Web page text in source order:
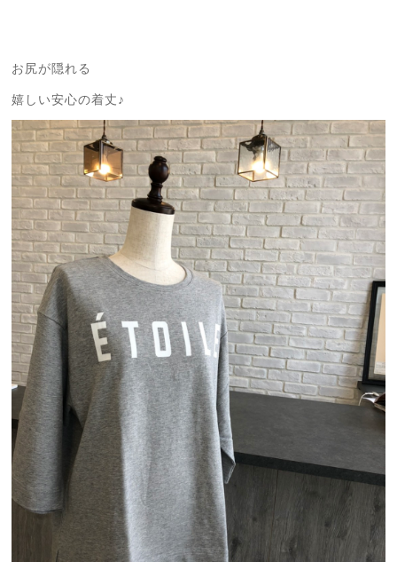
お尻が隠れる
嬉しい安心の着丈♪